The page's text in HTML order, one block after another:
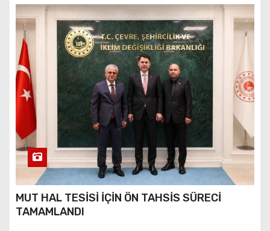
MUT HAL TESİSİ İÇİN ÖN TAHSİS SÜRECİ
TAMAMLANDI